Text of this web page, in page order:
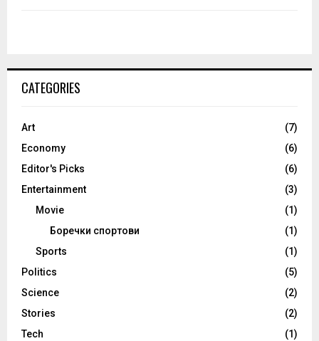
CATEGORIES
Art
(7)
Economy
(6)
Editor's Picks
(6)
Entertainment
(3)
Movie
(1)
Боречки спортови
(1)
Sports
(1)
Politics
(5)
Science
(2)
Stories
(2)
Tech
(1)